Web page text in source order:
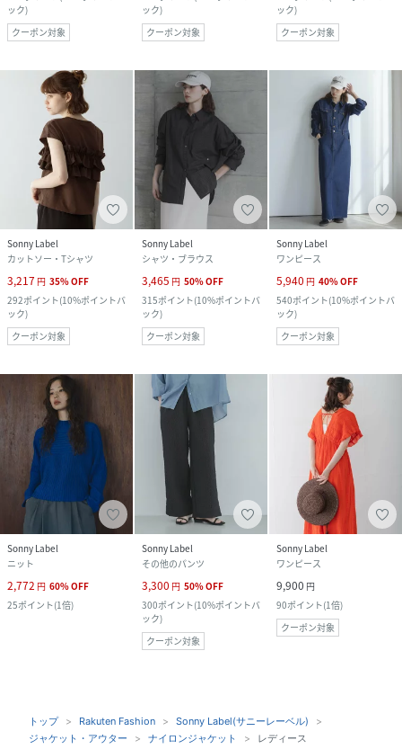
ック)
クーポン対象
ック)
クーポン対象
ック)
クーポン対象
Sonny Label
カットソー・Tシャツ
3,217 円 35%OFF
292ポイント(10%ポイントバ
ック)
クーポン対象
Sonny Label
シャツ・ブラウス
3,465 円 50%OFF
315ポイント(10%ポイントバ
ック)
クーポン対象
Sonny Label
ワンピース
5,940 円 40%OFF
540ポイント(10%ポイントバ
ック)
クーポン対象
Sonny Label
ニット
2,772 円 60%OFF
25ポイント(1倍)
Sonny Label
その他のパンツ
3,300 円 50%OFF
300ポイント(10%ポイントバ
ック)
クーポン対象
Sonny Label
ワンピース
9,900 円
90ポイント(1倍)
クーポン対象
トップ Rakuten Fashion
Sonny Label(サニーレーベル)
ジャケット・アウター
ナイロンジャケット レディース